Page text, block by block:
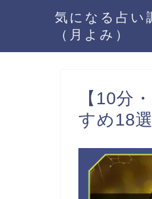
気になる占い
（月よみ）
【10分
すめ18